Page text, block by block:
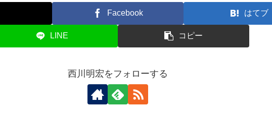
Facebook はてブ
LINE コピー
西川明宏をフォローする